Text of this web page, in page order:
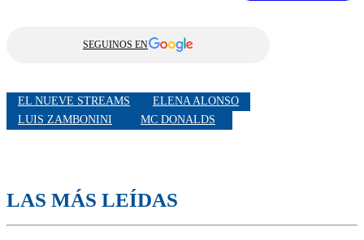
SEGUINOS EN
EL NUEVE STREAMS
ELENA ALONSO
LUIS ZAMBONINI
MC DONALDS
LAS MÁS LEÍDAS